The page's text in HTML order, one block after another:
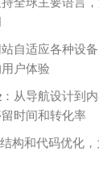
站自适应各种设
户体验
：从导航设计到
时间和转化率
结构和代码优化